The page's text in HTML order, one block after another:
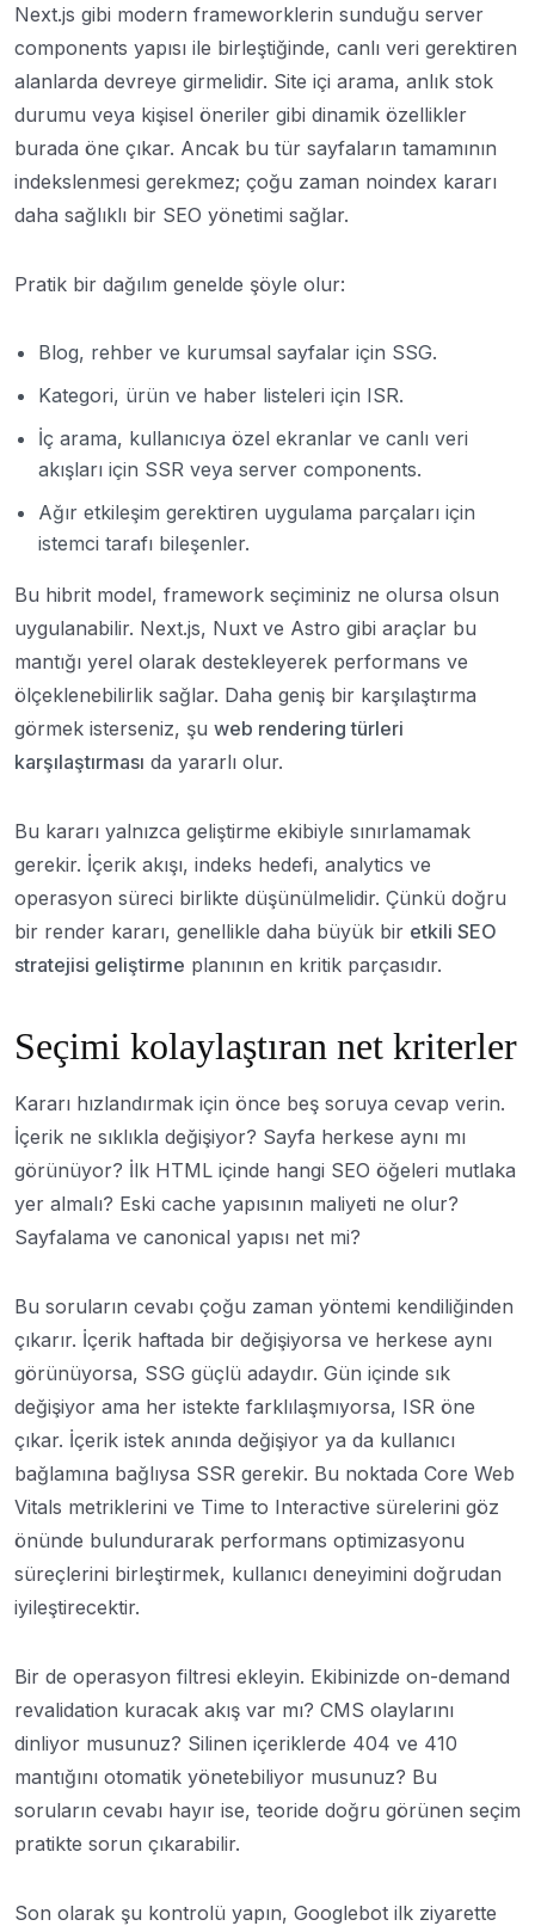
Next.js gibi modern frameworklerin sunduğu server
components yapısı ile birleştiğinde, canlı veri gerektiren
alanlarda devreye girmelidir. Site içi arama, anlık stok
durumu veya kişisel öneriler gibi dinamik özellikler
burada öne çıkar. Ancak bu tür sayfaların tamamının
indekslenmesi gerekmez; çoğu zaman noindex kararı
daha sağlıklı bir SEO yönetimi sağlar.
Pratik bir dağılım genelde şöyle olur:
Blog, rehber ve kurumsal sayfalar için SSG.
Kategori, ürün ve haber listeleri için ISR.
İç arama, kullanıcıya özel ekranlar ve canlı veri
akışları için SSR veya server components.
Ağır etkileşim gerektiren uygulama parçaları için
istemci tarafı bileşenler.
Bu hibrit model, framework seçiminiz ne olursa olsun
uygulanabilir. Next.js, Nuxt ve Astro gibi araçlar bu
mantığı yerel olarak destekleyerek performans ve
ölçeklenebilirlik sağlar. Daha geniş bir karşılaştırma
görmek isterseniz, şu web rendering türleri
karşılaştırması da yararlı olur.
Bu kararı yalnızca geliştirme ekibiyle sınırlamamak
gerekir. İçerik akışı, indeks hedefi, analytics ve
operasyon süreci birlikte düşünülmelidir. Çünkü doğru
bir render kararı, genellikle daha büyük bir etkili SEO
stratejisi geliştirme planının en kritik parçasıdır.
Seçimi kolaylaştıran net kriterler
Kararı hızlandırmak için önce beş soruya cevap verin.
İçerik ne sıklıkla değişiyor? Sayfa herkese aynı mı
görünüyor? İlk HTML içinde hangi SEO öğeleri mutlaka
yer almalı? Eski cache yapısının maliyeti ne olur?
Sayfalama ve canonical yapısı net mi?
Bu soruların cevabı çoğu zaman yöntemi kendiliğinden
çıkarır. İçerik haftada bir değişiyorsa ve herkese aynı
görünüyorsa, SSG güçlü adaydır. Gün içinde sık
değişiyor ama her istekte farklılaşmıyorsa, ISR öne
çıkar. İçerik istek anında değişiyor ya da kullanıcı
bağlamına bağlıysa SSR gerekir. Bu noktada Core Web
Vitals metriklerini ve Time to Interactive sürelerini göz
önünde bulundurarak performans optimizasyonu
süreçlerini birleştirmek, kullanıcı deneyimini doğrudan
iyileştirecektir.
Bir de operasyon filtresi ekleyin. Ekibinizde on-demand
revalidation kuracak akış var mı? CMS olaylarını
dinliyor musunuz? Silinen içeriklerde 404 ve 410
mantığını otomatik yönetebiliyor musunuz? Bu
soruların cevabı hayır ise, teoride doğru görünen seçim
pratikte sorun çıkarabilir.
Son olarak şu kontrolü yapın, Googlebot ilk ziyarette